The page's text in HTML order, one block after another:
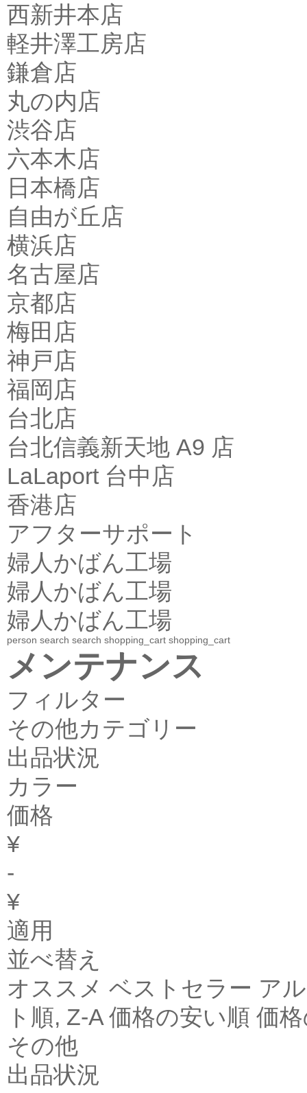
西新井本店
軽井澤工房店
鎌倉店
丸の内店
渋谷店
六本木店
日本橋店
自由が丘店
横浜店
名古屋店
京都店
梅田店
神戸店
福岡店
台北店
台北信義新天地 A9 店
LaLaport 台中店
香港店
アフターサポート
婦人かばん工場
婦人かばん工場
婦人かばん工場
person search search shopping_cart shopping_cart
メンテナンス
フィルター
その他カテゴリー
出品状況
カラー
価格
¥
-
¥
適用
並べ替え
オススメ ベストセラー ア
ト順, Z-A 価格の安い順 価
その他
出品状況